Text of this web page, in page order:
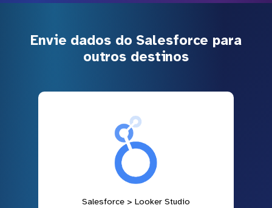
Envie dados do Salesforce para
outros destinos
Salesforce > Looker Studio